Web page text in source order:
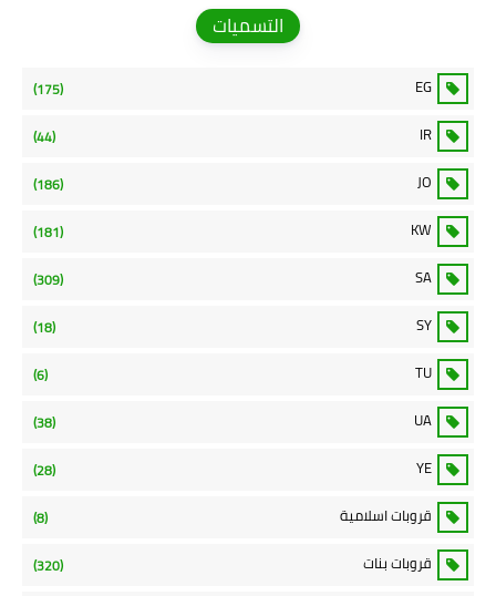
التسميات
EG
(175)
IR
(44)
JO
(186)
KW
(181)
SA
(309)
SY
(18)
TU
(6)
UA
(38)
YE
(28)
قروبات اسلامية (8)
قروبات بنات (320)